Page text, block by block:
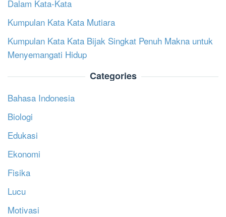
Dalam Kata-Kata
Kumpulan Kata Kata Mutiara
Kumpulan Kata Kata Bijak Singkat Penuh Makna untuk
Menyemangati Hidup
Categories
Bahasa Indonesia
Biologi
Edukasi
Ekonomi
Fisika
Lucu
Motivasi